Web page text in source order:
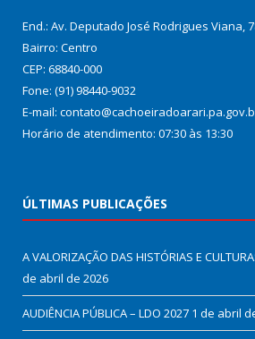
End.: Av. Deputado José Rodrigues Viana,
Bairro: Centro
CEP: 68840-000
Fone: (91) 98440-9032
E-mail:
Horário de atendimento: 07:30 às 13:30
ÚLTIMAS PUBLICAÇÕES
A VALORIZAÇÃO DAS HISTÓRIAS E
de abril de 2026
AUDIÊNCIA PÚBLICA – LDO 2027 1 de abril